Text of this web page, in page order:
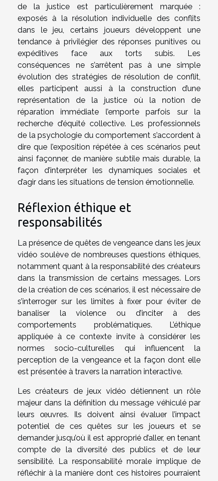
de la justice est particulièrement marquée :
exposés à la résolution individuelle des conflits
dans le jeu, certains joueurs développent une
tendance à privilégier des réponses punitives ou
expéditives face aux torts subis. Les
conséquences ne s’arrêtent pas à une simple
évolution des stratégies de résolution de conflit,
elles participent aussi à la construction d’une
représentation de la justice où la notion de
réparation immédiate l’emporte parfois sur la
recherche d’équité collective. Les professionnels
de la psychologie du comportement s’accordent à
dire que l’exposition répétée à ces scénarios peut
ainsi façonner, de manière subtile mais durable, la
façon d’interpréter les dynamiques sociales et
d’agir dans les situations de tension émotionnelle.
Réflexion éthique et
responsabilités
La présence de quêtes de vengeance dans les jeux
vidéo soulève de nombreuses questions éthiques,
notamment quant à la responsabilité des créateurs
dans la transmission de certains messages. Lors
de la création de ces scénarios, il est nécessaire de
s’interroger sur les limites à fixer pour éviter de
banaliser la violence ou d’inciter à des
comportements problématiques. L’éthique
appliquée à ce contexte invite à considérer les
normes socio-culturelles qui influencent la
perception de la vengeance et la façon dont elle
est présentée à travers la narration interactive.
Les créateurs de jeux vidéo détiennent un rôle
majeur dans la définition du message véhiculé par
leurs œuvres. Ils doivent ainsi évaluer l’impact
potentiel de ces quêtes sur les joueurs et se
demander jusqu’où il est approprié d’aller, en tenant
compte de la diversité des publics et de leur
sensibilité. La responsabilité morale implique de
réfléchir à la manière dont ces histoires pourraient